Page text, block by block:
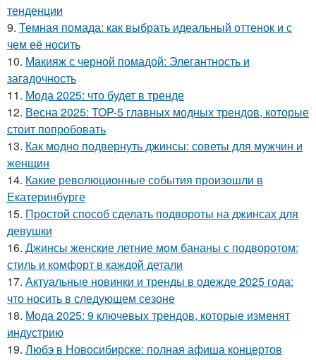
тенденции
9. Темная помада: как выбрать идеальный оттенок и с
чем её носить
10. Макияж с черной помадой: Элегантность и
загадочность
11. Мода 2025: что будет в тренде
12. Весна 2025: TOP-5 главных модных трендов, которые
стоит попробовать
13. Как модно подвернуть джинсы: советы для мужчин и
женщин
14. Какие революционные события произошли в
Екатеринбурге
15. Простой способ сделать подвороты на джинсах для
девушки
16. Джинсы женские летние мом бананы с подворотом:
стиль и комфорт в каждой детали
17. Актуальные новинки и тренды в одежде 2025 года:
что носить в следующем сезоне
18. Мода 2025: 9 ключевых трендов, которые изменят
индустрию
19. Любэ в Новосибирске: полная афиша концертов